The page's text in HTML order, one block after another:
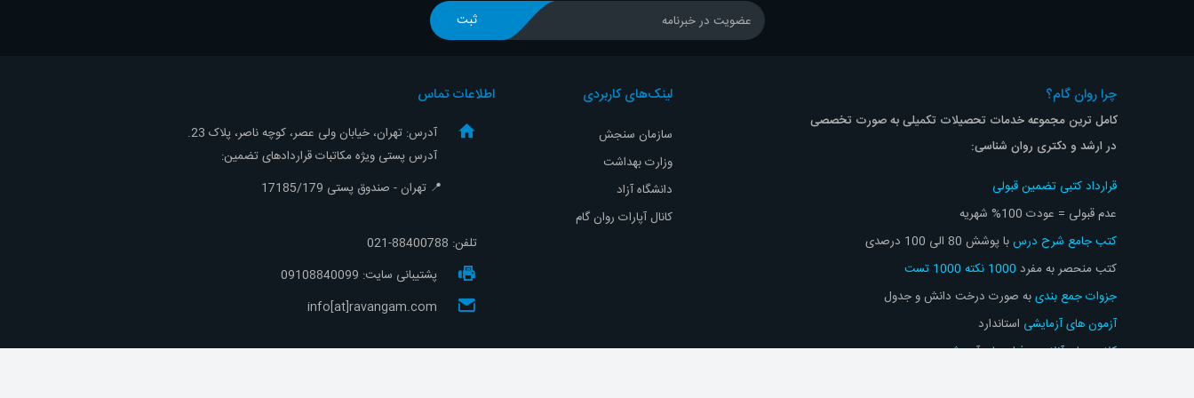
عضویت در خبرنامه ثبت
چرا روان گام؟
کامل ترین مجموعه خدمات تحصیلات تکمیلی به صورت تخصصی
در ارشد و دکتری روان شناسی:
قرارداد کتبی تضمین قبولی
عدم قبولی = عودت 100% شهریه
کتب جامع شرح درسبا پوشش 80 الی 100 درصدی
کتب منحصر به مفرد 1000 نکته 1000 تست
جزوات جمع بندیبه صورت درخت دانش و جدول
آزمون های آزمایشی استاندارد
کلاس های آنلاینوفیلم های آموزشی
لینک‌های کاربردی
سازمان سنجش
وزارت بهداشت
دانشگاه آزاد
کانال آپارات روان گام
اطلاعات تماس
آدرس: تهران، خیابان ولی عصر، کوچه ناصر، پلاک 23.
آدرس پستی ویژه مکاتبات قراردادهای تضمین:
📍 تهران - صندوق پستی 17185/179
تلفن: 88400788-021
پشتیبانی سایت: 09108840099
info[at]ravangam.com